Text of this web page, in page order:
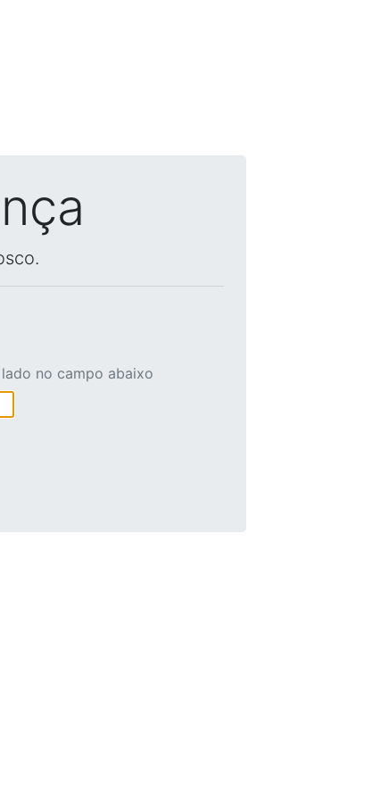
no campo abaixo